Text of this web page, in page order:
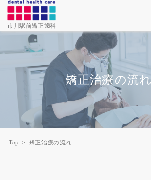
市川駅前矯正歯科
矯正治療の流れ
Top 矯正治療の流れ